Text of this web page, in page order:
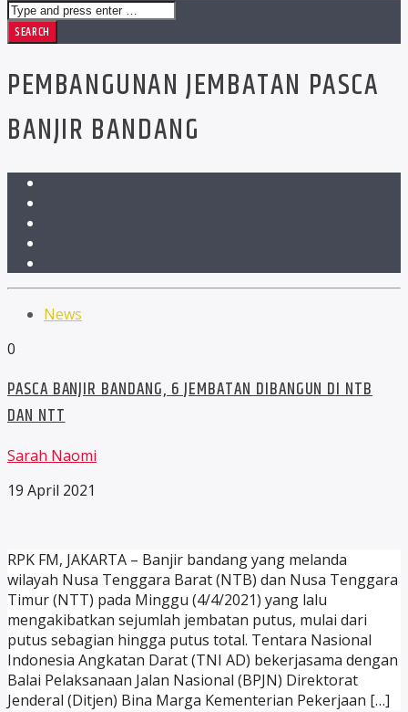
PEMBANGUNAN JEMBATAN PASCA
BANJIR BANDANG
News
0
PASCA BANJIR BANDANG, 6 JEMBATAN DIBANGUN DI NTB
DAN NTT
Sarah Naomi
19 April 2021
RPK FM, JAKARTA – Banjir bandang yang melanda
wilayah Nusa Tenggara Barat (NTB) dan Nusa Tenggara
Timur (NTT) pada Minggu (4/4/2021) yang lalu
mengakibatkan sejumlah jembatan putus, mulai dari
putus sebagian hingga putus total. Tentara Nasional
Indonesia Angkatan Darat (TNI AD) bekerjasama dengan
Balai Pelaksanaan Jalan Nasional (BPJN) Direktorat
Jenderal (Ditjen) Bina Marga Kementerian Pekerjaan […]